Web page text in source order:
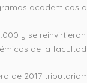
académicos
y se
de la
de 2017